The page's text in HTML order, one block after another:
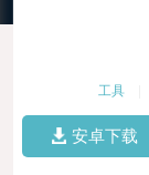
工具
安卓下载